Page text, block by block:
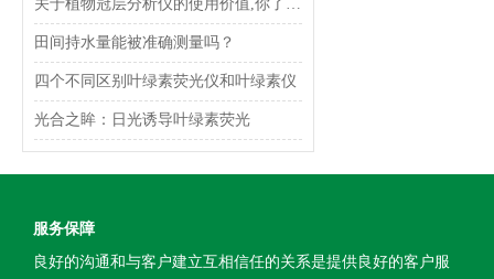
关于植物冠层分析仪的使用价值,你了解多少?
田间持水量能被准确测量吗？
四个不同区别叶绿素荧光仪和叶绿素仪
光合之眸：日光诱导叶绿素荧光
服务保障
良好的沟通和与客户建立互相信任的关系是提供良好的客户服